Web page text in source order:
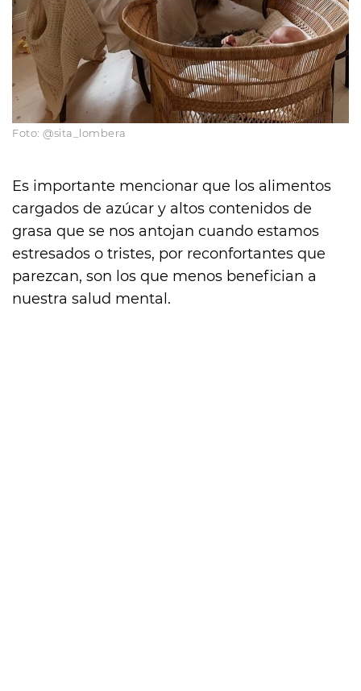
Foto: @sita_lombera
Es importante mencionar que los alimentos
cargados de azúcar y altos contenidos de
grasa que se nos antojan cuando estamos
estresados o tristes, por reconfortantes que
parezcan, son los que menos benefician a
nuestra salud mental.